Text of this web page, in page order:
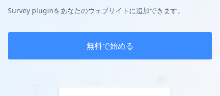
Survey pluginをあなたのウェブサイトに追加できます。
無料で始める